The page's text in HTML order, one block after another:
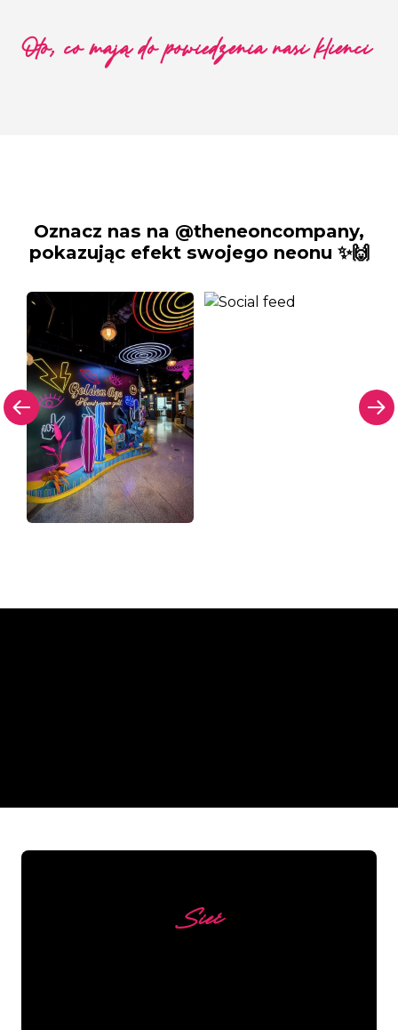
Oto, co mają do powiedzenia nasi klienci
Oznacz nas na @theneoncompany,
pokazując efekt swojego neonu ✨🙌
Sieć